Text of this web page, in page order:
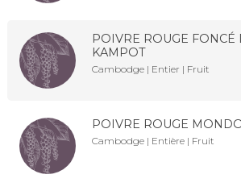
POIVRE ROUGE FONCÉ
KAMPOT
Cambodge | Entier | Fruit
POIVRE ROUGE
Cambodge | Entière | Fruit